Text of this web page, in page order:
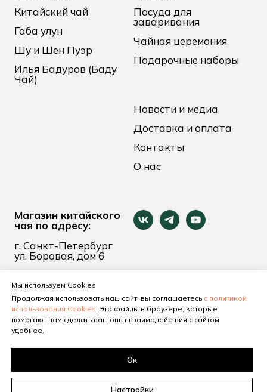
Китайский чай
Габа улун
Шу и Шен Пуэр
Илья Бадуров (Баду
Чай)
Посуда для
заваривания
Чайная церемония
Подарочные наборы
Новости и медиа
Доставка и оплата
Контакты
О нас
Магазин китайского
чая по адресу:
г. Санкт-Петербург
ул. Боровая, дом 6
+7 (921) 653-74-24
Мы используем Cookies
Продолжая использовать наш сайт, вы соглашаетесь с политикой
использования Cookies. Это файлы в браузере, которые
помогают нам сделать ваш опыт взаимодействия с сайтом
удобнее.
Ок
Настройки